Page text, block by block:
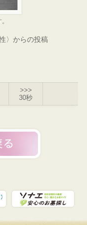
〉からの投稿
>>>
30秒